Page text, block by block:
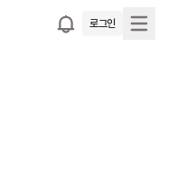
로그인